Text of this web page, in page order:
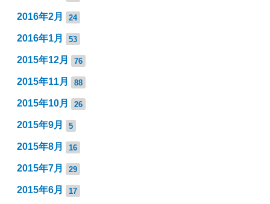
2016年2月 24
2016年1月 53
2015年12月 76
2015年11月 88
2015年10月 26
2015年9月 5
2015年8月 16
2015年7月 29
2015年6月 17